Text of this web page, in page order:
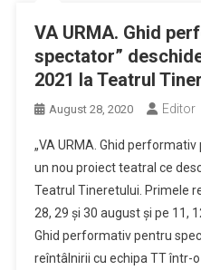
VA URMA. Ghid
spectator”
2021 la Teatrul
August 28, 2020 Editor
„VA URMA. Ghid
un nou proiect teatral ce
Teatrul Tineretului. Primele
28, 29 și 30 august și pe 11,
Ghid performativ pentru
reîntâlnirii cu echipa TT într-